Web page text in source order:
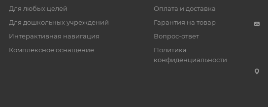
Для любых целей
Для дошкольных учреждений
Интерактивная навигация
Комплексное оснащение
Оплата и доставка
Гарантия на товар
Вопрос-ответ
Политика
конфиденциальности